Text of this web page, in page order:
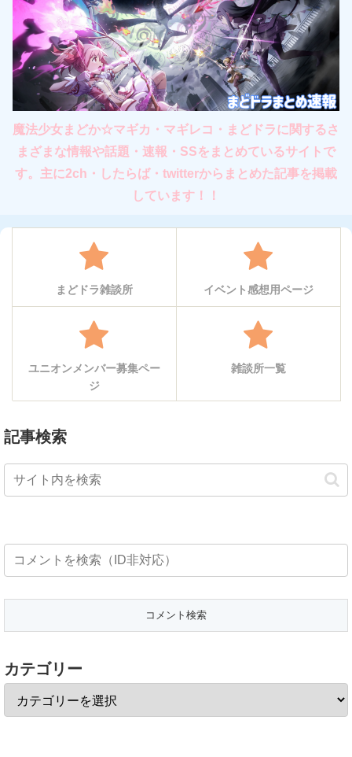
魔法少女まどか☆マギカ・マギレコ・まどドラに関するさ
まざまな情報や話題・速報・SSをまとめているサイトで
す。主に2ch・したらば・twitterからまとめた記事を掲載
しています！！
まどドラ雑談所 イベント感想用ページ
ユニオンメンバー募集ペー
ジ
雑談所一覧
記事検索
カテゴリー